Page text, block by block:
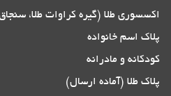
اکسسوری طلا (گیره کراوات طلا،
پلاک اسم خانواده
کودکانه و مادرانه
پلاک طلا (آماده ارسال)